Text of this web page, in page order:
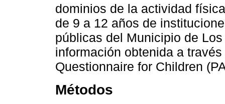
dominios de la actividad
de 9 a 12 años de
públicas del Municipio de
información obtenida a
Questionnaire for Children
Métodos